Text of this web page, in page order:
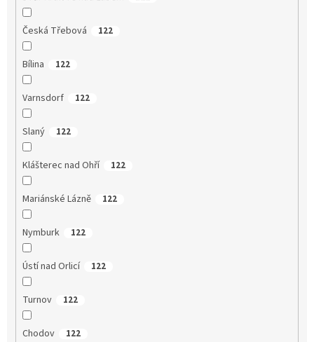
Česká Třebová 122
Bílina 122
Varnsdorf 122
Slaný 122
Klášterec nad Ohří 122
Mariánské Lázně 122
Nymburk 122
Ústí nad Orlicí 122
Turnov 122
Chodov 122